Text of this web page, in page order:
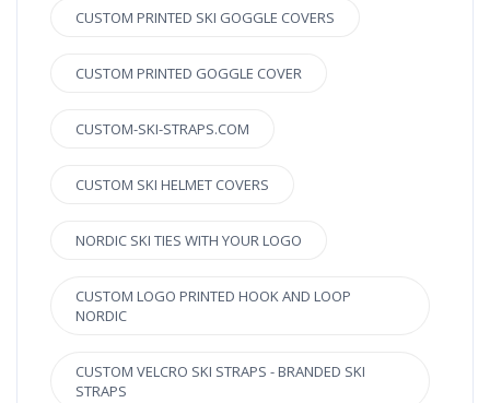
CUSTOM PRINTED SKI GOGGLE COVERS
CUSTOM PRINTED GOGGLE COVER
CUSTOM-SKI-STRAPS.COM
CUSTOM SKI HELMET COVERS
NORDIC SKI TIES WITH YOUR LOGO
CUSTOM LOGO PRINTED HOOK AND LOOP
NORDIC
CUSTOM VELCRO SKI STRAPS - BRANDED SKI
STRAPS